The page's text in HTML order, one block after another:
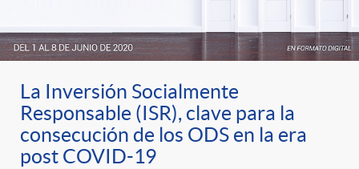
r
e
n
o
r
a
F
c
o
n
La Inversión Socialmente
Responsable (ISR), clave para la
consecución de los ODS en la era
post COVID-19